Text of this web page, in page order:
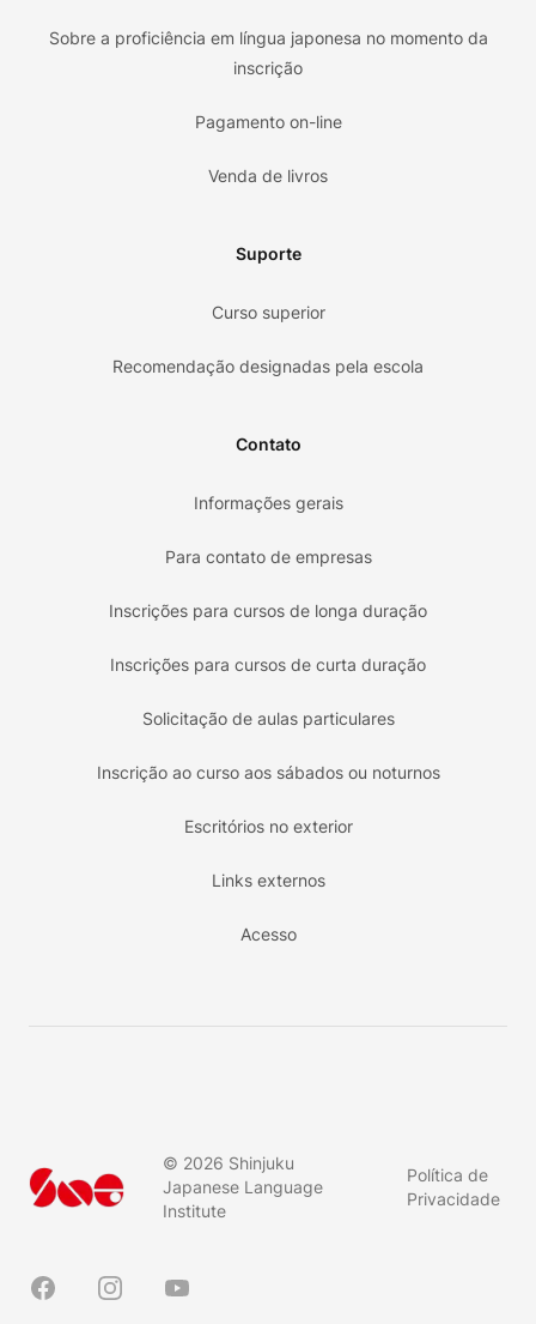
Sobre a proficiência em língua japonesa no momento da
inscrição
Pagamento on-line
Venda de livros
Suporte
Curso superior
Recomendação designadas pela escola
Contato
Informações gerais
Para contato de empresas
Inscrições para cursos de longa duração
Inscrições para cursos de curta duração
Solicitação de aulas particulares
Inscrição ao curso aos sábados ou noturnos
Escritórios no exterior
Links externos
Acesso
© 2026 Shinjuku
Japanese Language
Institute
Política de
Privacidade
FacebookInstagramYouTube